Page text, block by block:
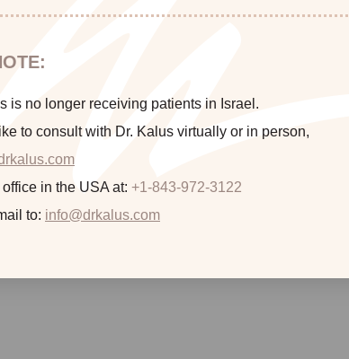
is no longer receiving patients in Israel.
to consult with Dr. Kalus virtually or in person,
in the USA at: +1-843-972-3122
to: info@drkalus.com